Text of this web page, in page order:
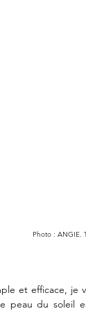
Photo : ANGIE.
et efficace, je
peau du soleil